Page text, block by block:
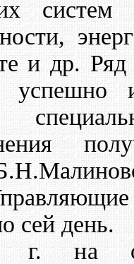
и др.
успешно
сей день.
на